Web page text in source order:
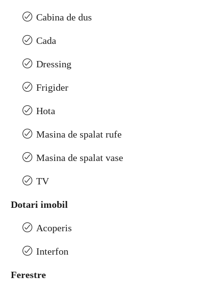
Cabina de dus
Cada
Dressing
Frigider
Hota
Masina de spalat rufe
Masina de spalat vase
TV
Dotari imobil
Acoperis
Interfon
Ferestre